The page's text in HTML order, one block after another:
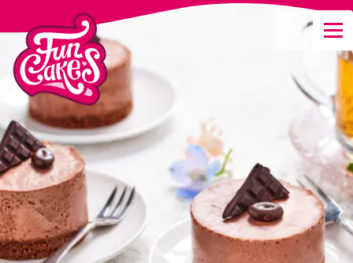
Waar ben je naar op zoek?
Zoeken